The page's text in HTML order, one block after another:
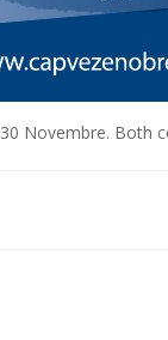
Novembre. Both